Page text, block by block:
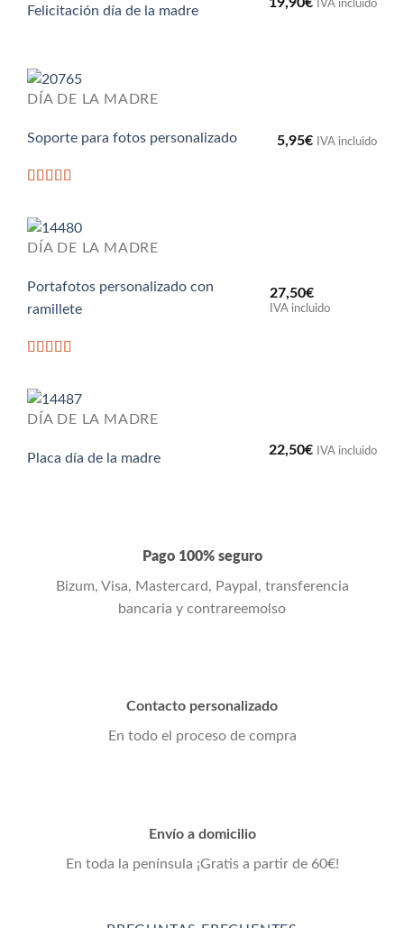
Felicitación día de la madre IVA incluido
DÍA DE LA MADRE
Soporte para fotos personalizado 5,95€ IVA incluido
DÍA DE LA MADRE
Portafotos personalizado con
ramillete
27,50€
IVA incluido
DÍA DE LA MADRE
Placa día de la madre
22,50€ IVA incluido
Pago 100% seguro
Bizum, Visa, Mastercard, Paypal, transferencia
bancaria y contrareemolso
Contacto personalizado
En todo el proceso de compra
Envío a domicilio
En toda la península ¡Gratis a partir de 60€!